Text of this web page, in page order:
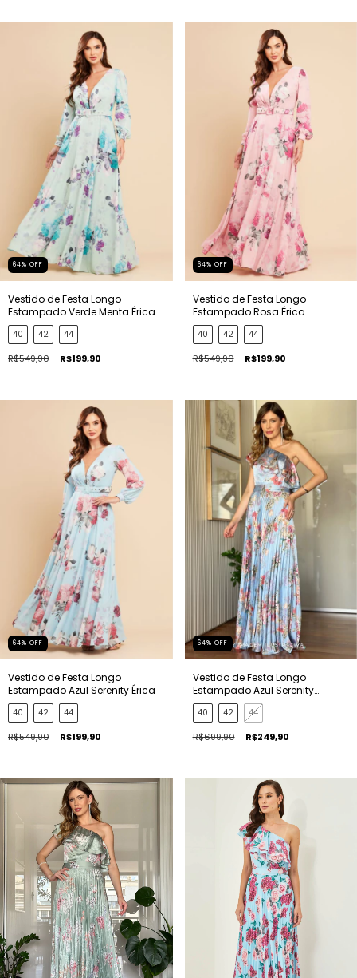
64% OFF
Vestido de Festa Longo
Estampado Verde Menta Érica
40 42 44
R$549,90 R$199,90
64% OFF
Vestido de Festa Longo
Estampado Rosa Érica
40 42 44
R$549,90 R$199,90
64% OFF
Vestido de Festa Longo
Estampado Azul Serenity Érica
40 42 44
R$549,90 R$199,90
64% OFF
Vestido de Festa Longo
Estampado Azul Serenity
Raquel
40 42 44
R$699,90 R$249,90